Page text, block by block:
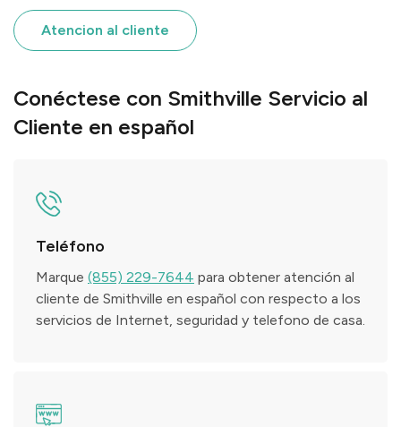
Atencion al cliente
Conéctese con Smithville Servicio al
Cliente en español
Teléfono
Marque (855) 229-7644 para obtener atención al
cliente de Smithville en español con respecto a los
servicios de Internet, seguridad y telefono de casa.